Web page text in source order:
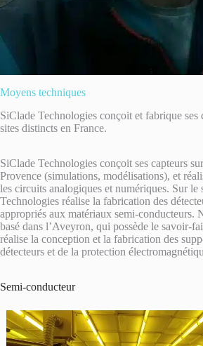
Moyens techniques
SiClade Technologies conçoit et fabrique ses
sites distincts en France.
SiClade Technologies conçoit ses capteurs
Provence (simulations, modélisations), et
les circuits analogiques et numériques. Sur le
Technologies réalise la fabrication des
appropriés aux matériaux semi-conducteurs.
basé dans l’Aveyron, qui possède le savoir-
réalise la conception et la fabrication des
détecteurs et de la protection
Semi-conducteur